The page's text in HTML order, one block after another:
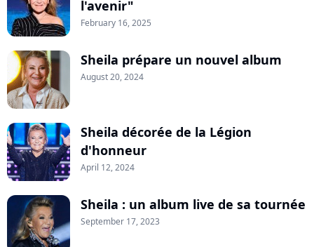
l'avenir"
February 16, 2025
Sheila prépare un nouvel album
August 20, 2024
Sheila décorée de la Légion
d'honneur
April 12, 2024
Sheila : un album live de sa tournée
September 17, 2023